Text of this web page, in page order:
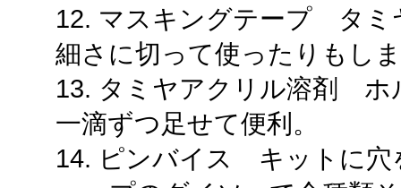
12. マスキングテープ タミ
細さに切って使ったりもし
13. タミヤアクリル溶剤 ホ
一滴ずつ足せて便利。
14. ピンバイス キットに穴